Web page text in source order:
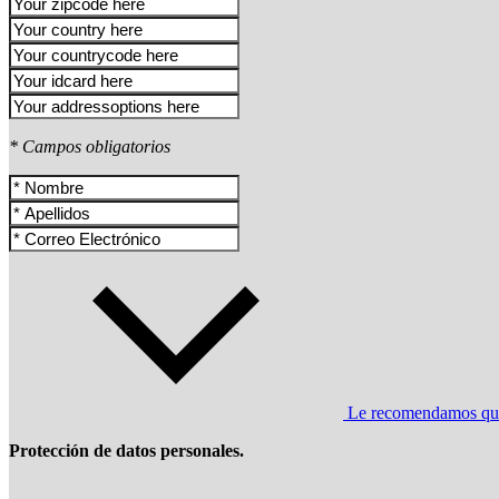
* Campos obligatorios
Le recomendamos
Protección de datos personales.